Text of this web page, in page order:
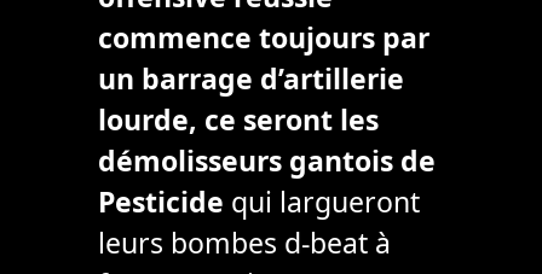
commence toujours par
un barrage d’artillerie
lourde, ce seront les
démolisseurs gantois de
Pesticide qui largueront
leurs bombes d-beat à